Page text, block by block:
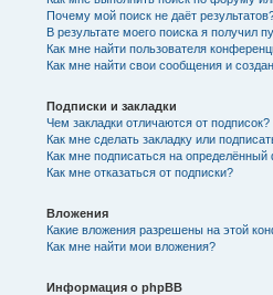
Почему мой поиск не даёт
В результате моего поиска я получил
Как мне найти пользователя
Как мне найти свои сообщения и
Подписки и закладки
Чем закладки отличаются от подписок?
Как мне сделать закладку или
Как мне подписаться на
Как мне отказаться от подписки?
Вложения
Какие вложения разрешены на этой
Как мне найти мои вложения?
Информация о phpBB